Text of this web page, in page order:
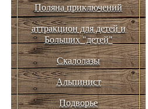
Поляна приключений
аттракцион для детей и
Больших "детей"
Скалолазы
Альпинист
Подворье